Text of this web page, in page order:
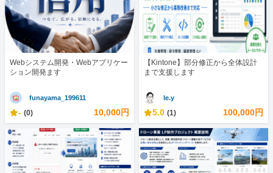
Webシステム開発・Webアプリケー
ション開発ます
funayama_199611
- (0) 10,000円
【Kintone】部分修正から全体設計
まで支援します
le.y
5.0 (1) 100,000円